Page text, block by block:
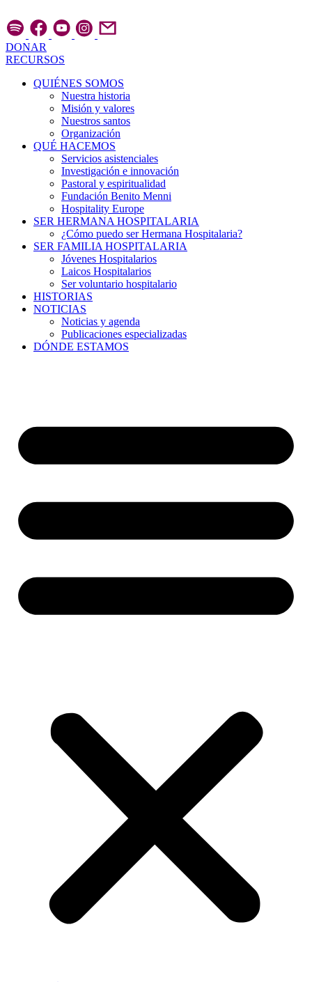
al
contenido
DONAR
RECURSOS
QUIÉNES SOMOS
Nuestra historia
Misión y valores
Nuestros santos
Organización
QUÉ HACEMOS
Servicios asistenciales
Investigación e innovación
Pastoral y espiritualidad
Fundación Benito Menni
Hospitality Europe
SER HERMANA HOSPITALARIA
¿Cómo puedo ser Hermana Hospitalaria?
SER FAMILIA HOSPITALARIA
Jóvenes Hospitalarios
Laicos Hospitalarios
Ser voluntario hospitalario
HISTORIAS
NOTICIAS
Noticias y agenda
Publicaciones especializadas
DÓNDE ESTAMOS